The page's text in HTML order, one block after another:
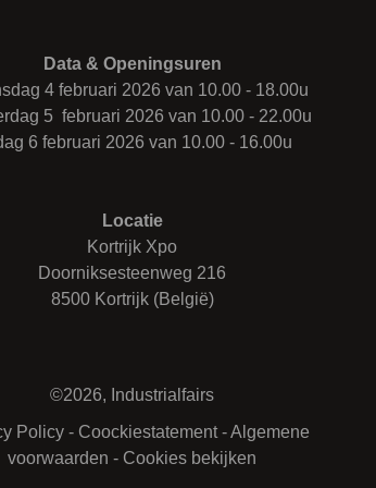
Data & Openingsuren
4 februari 2026 van 10.00 - 18.00u
5 februari 2026 van 10.00 - 22.00u
6 februari 2026 van 10.00 - 16.00u
Locatie
Kortrijk Xpo
Doorniksesteenweg 216
8500 Kortrijk (België)
©2026, Industrialfairs
Policy - Coockiestatement-Algemene
voorwaarden - Cookies bekijken